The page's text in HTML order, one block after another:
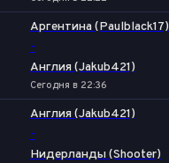
Аргентина (Paulblack17)
-
Англия (Jakub421)
Сегодня в 22:36
Англия (Jakub421)
-
Нидерланды (Shooter)